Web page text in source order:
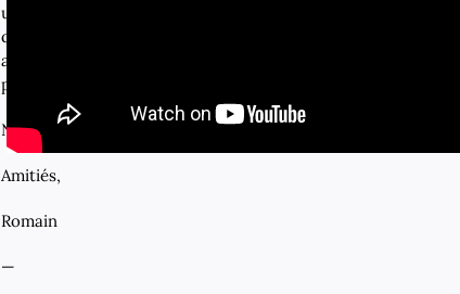
une incroyable chance que nous avons d’être capable de
d’apprendre tant de choses. Plutôt que de nous brider,
autant que nous le pouvons, pour nous en servir pour
problématiques et enfin, arrêtons d’être si durs avec nous
Nous ne sommes pas des spécialistes, et alors ?
Amitiés,
Romain
—